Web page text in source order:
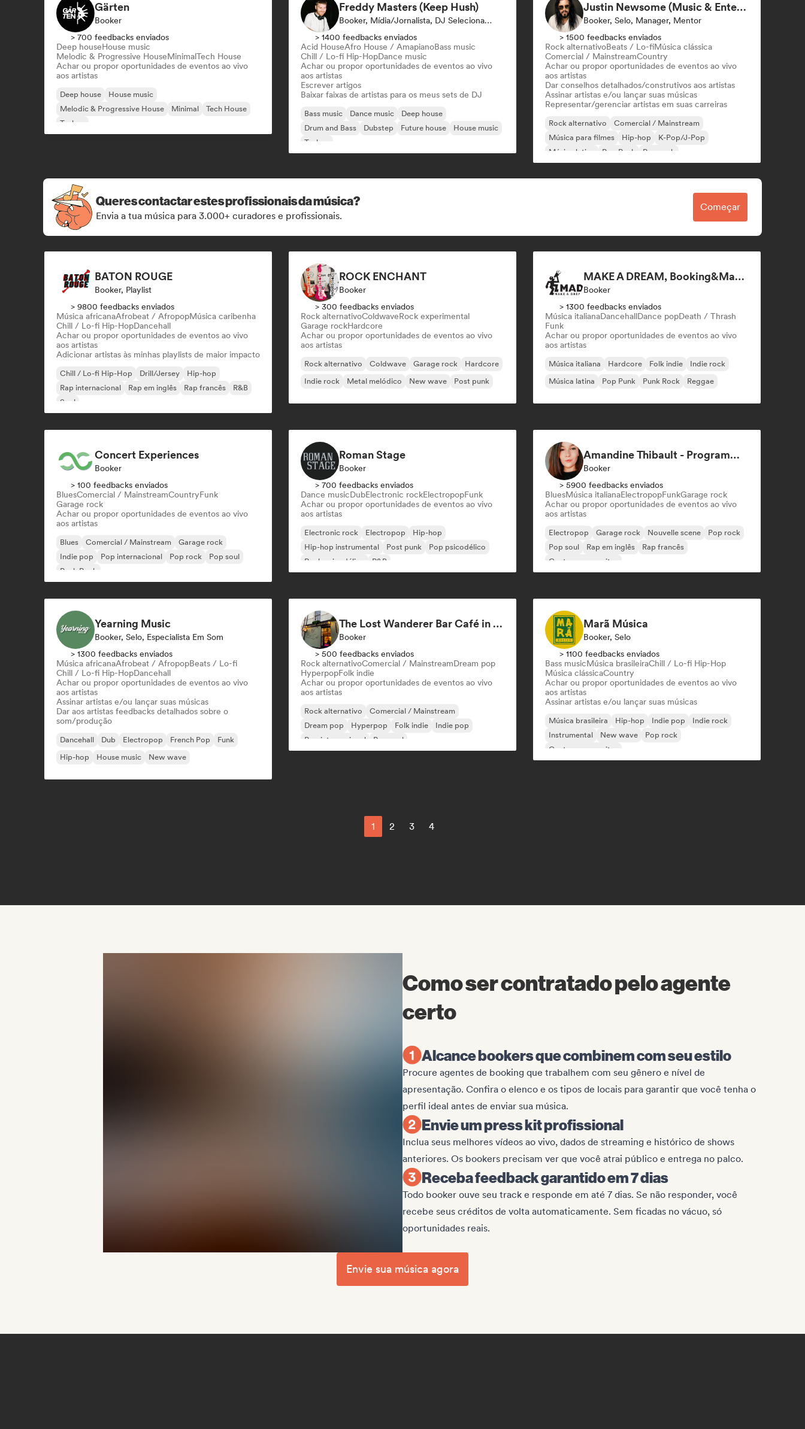
Gärten
Booker
> 700 feedbacks enviados
Deep houseHouse music
Melodic & Progressive HouseMinimalTech House
Achar ou propor oportunidades de eventos ao vivo
aos artistas
Deep house
House music
Melodic & Progressive House
Minimal
Tech House
Techno
Freddy Masters (Keep Hush)
Booker, Mídia/Jornalista, DJ Selecionado
> 1400 feedbacks enviados
Acid HouseAfro House / AmapianoBass music
Chill / Lo-fi Hip-HopDance music
Achar ou propor oportunidades de eventos ao vivo
aos artistas
Escrever artigos
Baixar faixas de artistas para os meus sets de DJ
Bass music Dance music
Deep house
Drum and Bass
Dubstep Future house
House music
Techno
Justin Newsome (Music & Entertainment Executive | A&R, Artist Development & Partnerships | Applied AI & Systems Strategy)
Booker, Selo, Manager, Mentor
> 1500 feedbacks enviados
Rock alternativoBeats / Lo-fiMúsica clássica
Comercial / MainstreamCountry
Achar ou propor oportunidades de eventos ao vivo
aos artistas
Dar conselhos detalhados/construtivos aos artistas
Assinar artistas e/ou lançar suas músicas
Representar/gerenciar artistas em suas carreiras
Rock alternativo
Comercial / Mainstream
Música para filmes
Hip-hop
K-Pop/J-Pop
Música latina
Pop Punk Pop rock
Queres contactar estes profissionais da música?
Envia a tua música para 3.000+ curadores e profissionais.
Começar
BATON ROUGE
Booker, Playlist
> 9800 feedbacks enviados
Música africanaAfrobeat / AfropopMúsica caribenha
Chill / Lo-fi Hip-HopDancehall
Achar ou propor oportunidades de eventos ao vivo
aos artistas
Adicionar artistas às minhas playlists de maior impacto
Chill / Lo-fi Hip-Hop Drill/Jersey
Hip-hop
Rap internacional
Rap em inglês Rap francês
R&B
Soul
ROCK ENCHANT
Booker
> 300 feedbacks enviados
Rock alternativoColdwaveRock experimental
Garage rockHardcore
Achar ou propor oportunidades de eventos ao vivo
aos artistas
Rock alternativo Coldwave Garage rock
Hardcore
Indie rock
Metal melódico New wave Post punk
MAKE A DREAM, Booking&Management
Booker
> 1300 feedbacks enviados
Música italianaDancehallDance popDeath / Thrash
Funk
Achar ou propor oportunidades de eventos ao vivo
aos artistas
Música italiana Hardcore Folk indie
Indie rock
Música latina
Pop Punk Punk Rock Reggae
Concert Experiences
Booker
> 100 feedbacks enviados
BluesComercial / MainstreamCountryFunk
Garage rock
Achar ou propor oportunidades de eventos ao vivo
aos artistas
Blues Comercial / Mainstream
Garage rock
Indie pop
Pop internacional Pop rock
Pop soul
Punk Rock
Roman Stage
Booker
> 700 feedbacks enviados
Dance musicDubElectronic rockElectropopFunk
Achar ou propor oportunidades de eventos ao vivo
aos artistas
Electronic rock Electropop
Hip-hop
Hip-hop instrumental
Post punk
Pop psicodélico
Rock psicodélico
R&B
Amandine Thibault - Programmation Concerts SMAC IDF, Booking, Management
Booker
> 5900 feedbacks enviados
BluesMúsica italianaElectropopFunkGarage rock
Achar ou propor oportunidades de eventos ao vivo
aos artistas
Electropop Garage rock Nouvelle scene
Pop rock
Pop soul
Rap em inglês
Rap francês
Cantor-compositor
Yearning Music
Booker, Selo, Especialista Em Som
> 1300 feedbacks enviados
Música africanaAfrobeat / AfropopBeats / Lo-fi
Chill / Lo-fi Hip-HopDancehall
Achar ou propor oportunidades de eventos ao vivo
aos artistas
Assinar artistas e/ou lançar suas músicas
Dar aos artistas feedbacks detalhados sobre o
som/produção
Dancehall Dub Electropop French Pop
Funk
Hip-hop
House music New wave
The Lost Wanderer Bar Café in Newcastle
Booker
> 500 feedbacks enviados
Rock alternativoComercial / MainstreamDream pop
HyperpopFolk indie
Achar ou propor oportunidades de eventos ao vivo
aos artistas
Rock alternativo
Comercial / Mainstream
Dream pop
Hyperpop Folk indie
Indie pop
Pop internacional
Pop soul
Marã Música
Booker, Selo
> 1100 feedbacks enviados
Bass musicMúsica brasileiraChill / Lo-fi Hip-Hop
Música clássicaCountry
Achar ou propor oportunidades de eventos ao vivo
aos artistas
Assinar artistas e/ou lançar suas músicas
Música brasileira Hip-hop Indie pop
Indie rock
Instrumental
New wave
Pop rock
Cantor-compositor
1 2 3 4
Como ser contratado pelo agente
certo
Alcance bookers que combinem com seu estilo
Procure agentes de booking que trabalhem com seu gênero e nível de
apresentação. Confira o elenco e os tipos de locais para garantir que você tenha o
perfil ideal antes de enviar sua música.
Envie um press kit profissional
Inclua seus melhores vídeos ao vivo, dados de streaming e histórico de shows
anteriores. Os bookers precisam ver que você atrai público e entrega no palco.
Receba feedback garantido em 7 dias
Todo booker ouve seu track e responde em até 7 dias. Se não responder, você
recebe seus créditos de volta automaticamente. Sem ficadas no vácuo, só
oportunidades reais.
Envie sua música agora